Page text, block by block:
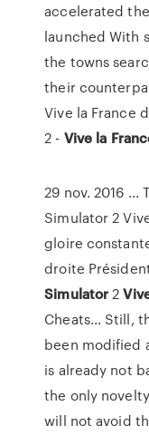
accelerated
launched With
the towns
their
Vive la France
2 - Vive la
29 nov. 2016 ...
Simulator 2
gloire
droite
Simulator2
Cheats… Still,
been modified
is already not
the only
will not avoid